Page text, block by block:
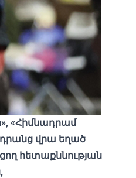
«Հիմնադրամ
դրանց վրա եղած
հետաքննության